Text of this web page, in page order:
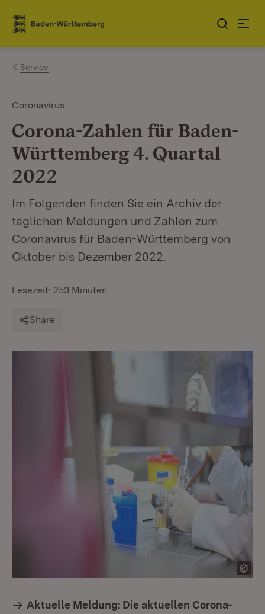
Jump to contents
Link zur Startseite
Service
Coronavirus
Corona-Zahlen für Baden-
Württemberg 4. Quartal
2022
Im Folgenden finden Sie ein Archiv der
täglichen Meldungen und Zahlen zum
Coronavirus für Baden-Württemberg von
Oktober bis Dezember 2022.
Lesezeit: 253 Minuten
Share
Aktuelle Meldung: Die aktuellen Corona-